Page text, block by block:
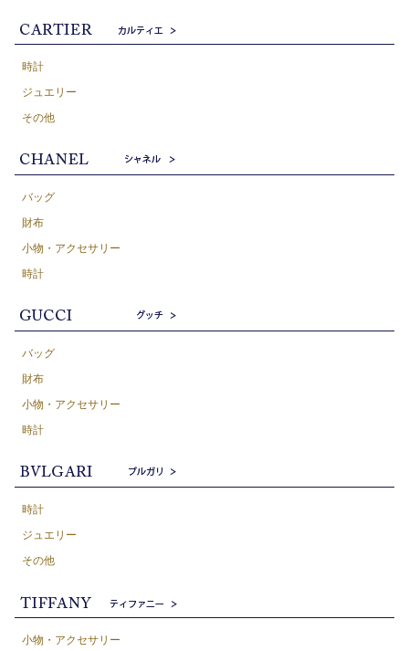
時計
ジュエリー
その他
バッグ
財布
小物・アクセサリー
時計
バッグ
財布
小物・アクセサリー
時計
時計
ジュエリー
その他
小物・アクセサリー